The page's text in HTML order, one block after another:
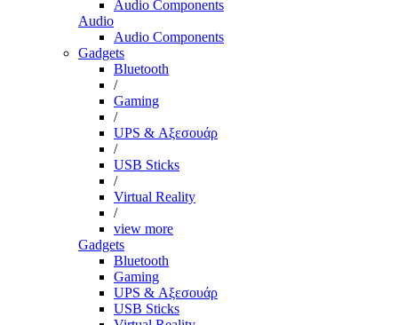
Audio Components
Audio
Audio Components
Gadgets
Bluetooth
/
Gaming
/
UPS & Αξεσουάρ
/
USB Sticks
/
Virtual Reality
/
view more
Gadgets
Bluetooth
Gaming
UPS & Αξεσουάρ
USB Sticks